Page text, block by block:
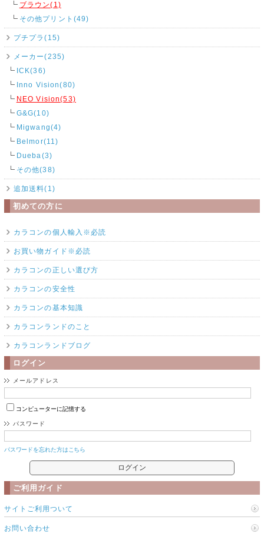
ブラウン(1)
その他プリント(49)
プチプラ(15)
メーカー(235)
ICK(36)
Inno Vision(80)
NEO Vision(53)
G&G(10)
Migwang(4)
Belmor(11)
Dueba(3)
その他(38)
追加送料(1)
初めての方に
カラコンの個人輸入※必読
お買い物ガイド※必読
カラコンの正しい選び方
カラコンの安全性
カラコンの基本知識
カラコンランドのこと
カラコンランドブログ
ログイン
メールアドレス
コンピューターに記憶する
パスワード
パスワードを忘れた方はこちら
ご利用ガイド
サイトご利用ついて
お問い合わせ